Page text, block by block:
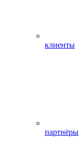
клиенты
партнёры